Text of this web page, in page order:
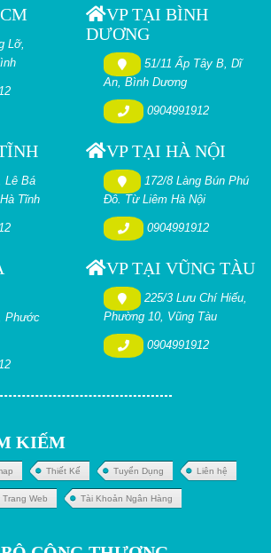
Lỡ,
VP TẠI BÌNH
DƯƠNG
51/11 Ấp Tây B, Dĩ
An, Bình Dương
0904991912
Lê Bá
Tĩnh
VP TẠI HÀ NỘI
172/8 Làng Bún Phú
Đô. Từ Liêm Hà Nội
0904991912
Phước
VP TẠI VŨNG TÀU
225/3 Lưu Chí Hiếu,
Phường 10, Vũng Tàu
0904991912
KIẾM
Thiết Kế Tuyển Dụng Liên hệ
Web Tài Khoản Ngân Hàng